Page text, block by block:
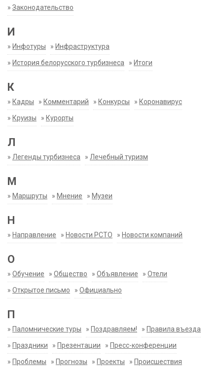
» Законодательство
И
» Инфотуры » Инфраструктура
» История белорусского турбизнеса » Итоги
К
» Кадры » Комментарий » Конкурсы » Коронавирус
» Круизы » Курорты
Л
» Легенды турбизнеса » Лечебный туризм
М
» Маршруты » Мнение » Музеи
Н
» Направление » Новости РСТО » Новости компаний
О
» Обучение » Общество » Объявление » Отели
» Открытое письмо » Официально
П
» Паломнические туры » Поздравляем! » Правила въезда
» Праздники » Презентации » Пресс-конференции
» Проблемы » Прогнозы » Проекты » Происшествия